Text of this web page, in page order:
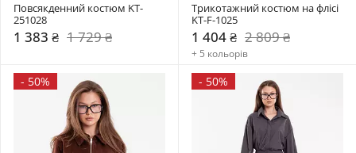
Повсякденний костюм KT-
251028
1 383 ₴ 1 729 ₴
Трикотажний костюм на флісі
KT-F-1025
1 404 ₴ 2 809 ₴
+ 5 кольорів
- 50% - 50%